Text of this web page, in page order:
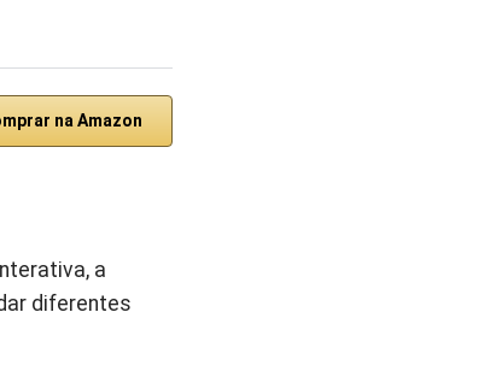
na Amazon
a
diferentes